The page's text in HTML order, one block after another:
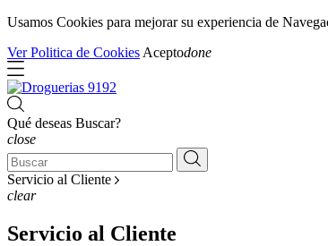
Usamos Cookies para mejorar su experiencia de
Ver Politica de Cookies Aceptodone
Qué deseas Buscar?
close
Servicio al Cliente
clear
Servicio al Cliente